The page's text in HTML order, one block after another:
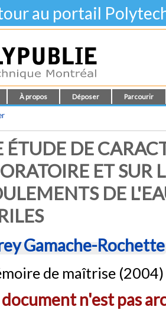
au portail
À propos Déposer Parcourir
ÉTUDE DE
ET SUR
DE
Gamache-Rochette
de maîtrise (2004)
n'est pas